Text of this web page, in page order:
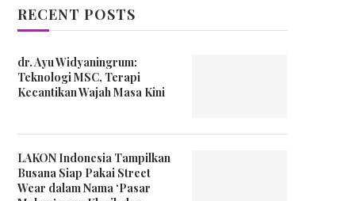
RECENT POSTS
dr. Ayu Widyaningrum:
Teknologi MSC, Terapi
Kecantikan Wajah Masa Kini
LAKON Indonesia Tampilkan
Busana Siap Pakai Street
Wear dalam Nama ‘Pasar